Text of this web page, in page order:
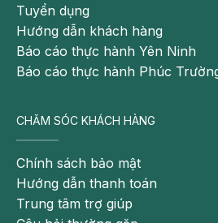
Nếu có điều kiện, hãy đến
phòng khám chuyên môn để
bài tập vật lý trị liệu chuyên
Hiện nay,Khoa Cơ xương
Ngọc đã triển khai phương
bằng cách tiêm PRP. Đây là
được chứng minh hiệu quả và
lấy máu tự thân, quy trình khép
Tuyển dụng
Hướng dẫn khách hàng
Báo cáo thực hành Yên Ninh
Báo cáo thực hành Phúc
CHĂM SÓC KHÁCH HÀNG
Chính sách bảo mật
Hướng dẫn thanh toán
Trung tâm trợ giúp